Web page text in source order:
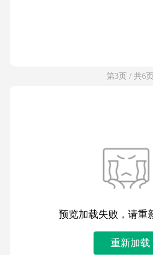
第3页 / 共6
预览加载失败，请重
重新加载